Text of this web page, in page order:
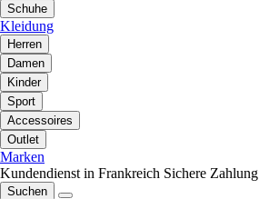
Schuhe
Kleidung
Herren
Damen
Kinder
Sport
Accessoires
Outlet
Marken
Kundendienst in Frankreich Sichere Zahlung
Suchen